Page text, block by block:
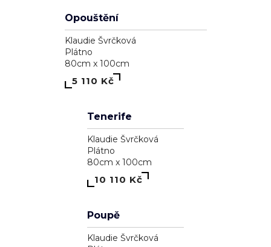
Opouštění
Klaudie Švrčková
Plátno
80cm x 100cm
5 110 Kč